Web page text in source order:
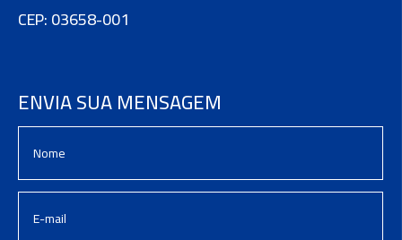
CEP: 03658-001
ENVIA SUA MENSAGEM